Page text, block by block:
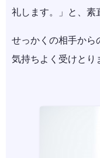
礼します。」と、素
せっかくの相手から
気持ちよく受けと